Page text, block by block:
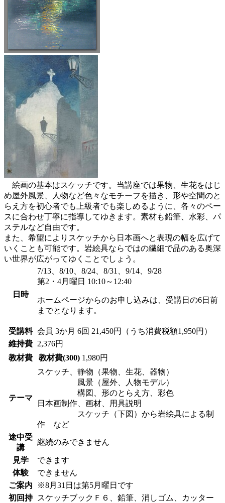
絵画の基本はスケッチです。当講座では果物、生花をはじ
め屋外風景、人物など色々なモチーフを描き、形や空間のと
らえ方を初心者でも上級者でも楽しめるように、各々のペー
スに合わせ丁寧に指導してゆきます。素材も鉛筆、水彩、パ
ステルなど自由です。
また、希望によりスケッチから日本画へと表現の幅を広げて
いくことも可能です。岩絵具ならではの繊細で品のある奥深
い世界が広がってゆくことでしょう。
日時
7/13、8/10、8/24、8/31、9/14、9/28
第2・4月曜日 10:10～12:40
ホームページからのお申し込みは、受講日の6日前
までとなります。
受講料 会員 3か月 6回 21,450円（うち消費税額1,950円）
維持費
2,376円
教材費
教材費(300) 1,980円
テーマ
スケッチ、静物（果物、生花、器物）
風景（屋外、人物モデル）
構図、形のとらえ方、彩色
日本画制作、画材、用具説明
スケッチ（下図）から岩絵具による制
作 など
途中受
講
継続のみできません
見学
できます
体験
できません
ご案内
※8月31日は第5月曜日です
初回持
スケッチブックＦ６、鉛筆、消しゴム、カッター